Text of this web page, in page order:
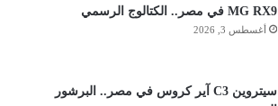
MG RX9 في مصر.. الكتالوج الرسمي
أغسطس 3, 2026
سيتروين C3 آير كروس في مصر.. البرشور